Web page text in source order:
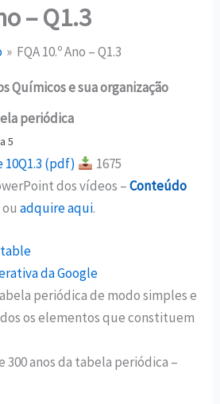
– Q1.3
FQA 10.º Ano – Q1.3
Químicos e sua organização
periódica
5
(pdf)
1675
dos vídeos –Conteúdo
ouadquire aqui.
da Google
periódica de modo simples e
os elementos que constituem
300 anos da tabela periódica –